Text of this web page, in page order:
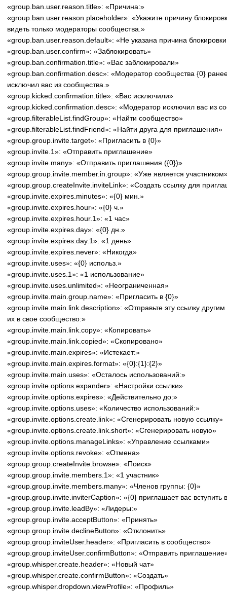
«group.ban.user.reason.title»: «Причина:»
«group.ban.user.reason.placeholder»: «Укажите причину
видеть только модераторы сообщества.»
«group.ban.user.reason.default»: «Не указана причина
«group.ban.user.confirm»: «Заблокировать»
«group.ban.confirmation.title»: «Вас заблокировали»
«group.ban.confirmation.desc»: «Модератор сообщества {0}
исключил вас из сообщества.»
«group.kicked.confirmation.title»: «Вас исключили»
«group.kicked.confirmation.desc»: «Модератор исключил вас из
«group.filterableList.findGroup»: «Найти сообщество»
«group.filterableList.findFriend»: «Найти друга для приглашения»
«group.group.invite.target»: «Пригласить в {0}»
«group.invite.1»: «Отправить приглашение»
«group.invite.many»: «Отправить приглашения ({0})»
«group.group.invite.member.in.group»: «Уже является
«group.group.createInvite.inviteLink»: «Создать ссылку для
«group.invite.expires.minutes»: «{0} мин.»
«group.invite.expires.hour»: «{0} ч.»
«group.invite.expires.hour.1»: «1 час»
«group.invite.expires.day»: «{0} дн.»
«group.invite.expires.day.1»: «1 день»
«group.invite.expires.never»: «Никогда»
«group.invite.uses»: «{0} использ.»
«group.invite.uses.1»: «1 использование»
«group.invite.uses.unlimited»: «Неограниченная»
«group.invite.main.group.name»: «Пригласить в {0}»
«group.invite.main.link.description»: «Отправьте эту ссылку другим
их в свое сообщество:»
«group.invite.main.link.copy»: «Копировать»
«group.invite.main.link.copied»: «Скопировано»
«group.invite.main.expires»: «Истекает:»
«group.invite.main.expires.format»: «{0}:{1}:{2}»
«group.invite.main.uses»: «Осталось использований:»
«group.invite.options.expander»: «Настройки ссылки»
«group.invite.options.expires»: «Действительно до:»
«group.invite.options.uses»: «Количество использований:»
«group.invite.options.create.link»: «Сгенерировать новую ссылку»
«group.invite.options.create.link.short»: «Сгенерировать новую»
«group.invite.options.manageLinks»: «Управление ссылками»
«group.invite.options.revoke»: «Отмена»
«group.group.createInvite.browse»: «Поиск»
«group.group.invite.members.1»: «1 участник»
«group.group.invite.members.many»: «Членов группы: {0}»
«group.group.invite.inviterCaption»: «{0} приглашает вас вступить
«group.group.invite.leadBy»: «Лидеры:»
«group.group.invite.acceptButton»: «Принять»
«group.group.invite.declineButton»: «Отклонить»
«group.group.inviteUser.header»: «Пригласить в сообщество»
«group.group.inviteUser.confirmButton»: «Отправить
«group.whisper.create.header»: «Новый чат»
«group.whisper.create.confirmButton»: «Создать»
«group.whisper.dropdown.viewProfile»: «Профиль»